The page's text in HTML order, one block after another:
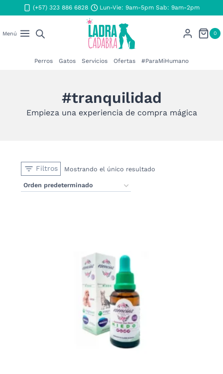
al
(+57) 323 886 6828 Lun-Vie: 9am-5pm Sab: 9am-2pm
Menú 0
Perros Gatos Servicios Ofertas #ParaMiHumano
#tranquilidad
Empieza una experiencia de compra mágica
Filtros Mostrando el único resultado